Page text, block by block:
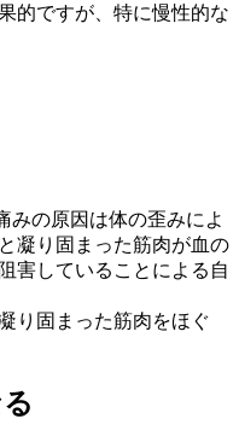
的ですが、特に慢性的な
みの原因は体の歪みによ
凝り固まった筋肉が血の
害していることによる自
り固まった筋肉をほぐ